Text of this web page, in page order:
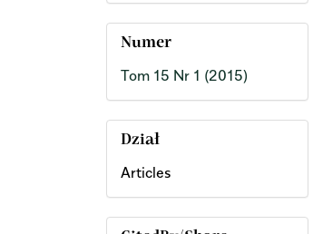
Numer
Tom 15 Nr 1 (2015)
Dział
Articles